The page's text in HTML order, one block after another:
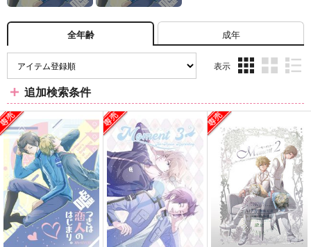
全年齢 成年
表示
ム
表
ム
表
示
ム
表
示
追加検索条件